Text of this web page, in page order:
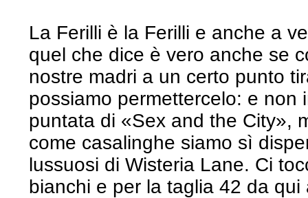
La Ferilli è la Ferilli e anche a
quel che dice è vero anche se
nostre madri a un certo punto
possiamo permettercelo: e non
puntata di «Sex and the City»,
come casalinghe siamo sì
lussuosi di Wisteria Lane. Ci
bianchi e per la taglia 42 da qui